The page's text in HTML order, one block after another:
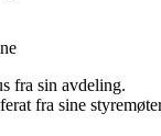
fra sin avdeling.
fra sine